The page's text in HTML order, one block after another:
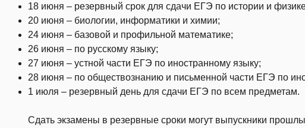
18 июня – резервный срок для сдачи ЕГЭ по истории и
20 июня – биологии, информатики и химии;
24 июня – базовой и профильной математике;
26 июня – по русскому языку;
27 июня – устной части ЕГЭ по иностранному языку;
28 июня – по обществознанию и письменной части ЕГЭ по
1 июля – резервный день для сдачи ЕГЭ по всем предметам.
Сдать экзамены в резервные сроки могут выпускники